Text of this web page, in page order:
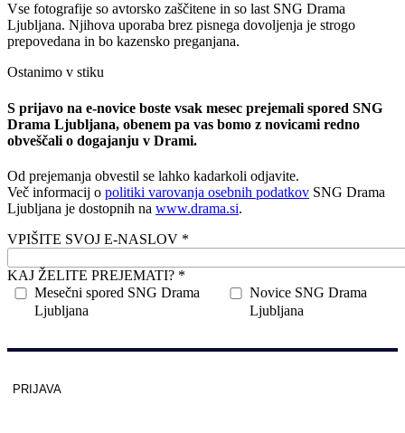
Vse fotografije so avtorsko zaščitene in so last SNG Drama
Ljubljana. Njihova uporaba brez pisnega dovoljenja je strogo
prepovedana in bo kazensko preganjana.
Ostanimo v stiku
S prijavo na e-novice boste vsak mesec prejemali spored SNG
Drama Ljubljana, obenem pa vas bomo z novicami redno
obveščali o dogajanju v Drami.
Od prejemanja obvestil se lahko kadarkoli odjavite.
Več informacij o politiki varovanja osebnih podatkov SNG Drama
Ljubljana je dostopnih na www.drama.si.
VPIŠITE SVOJ E-NASLOV *
KAJ ŽELITE PREJEMATI? *
Mesečni spored SNG Drama
Ljubljana
Novice SNG Drama
Ljubljana
PRIJAVA